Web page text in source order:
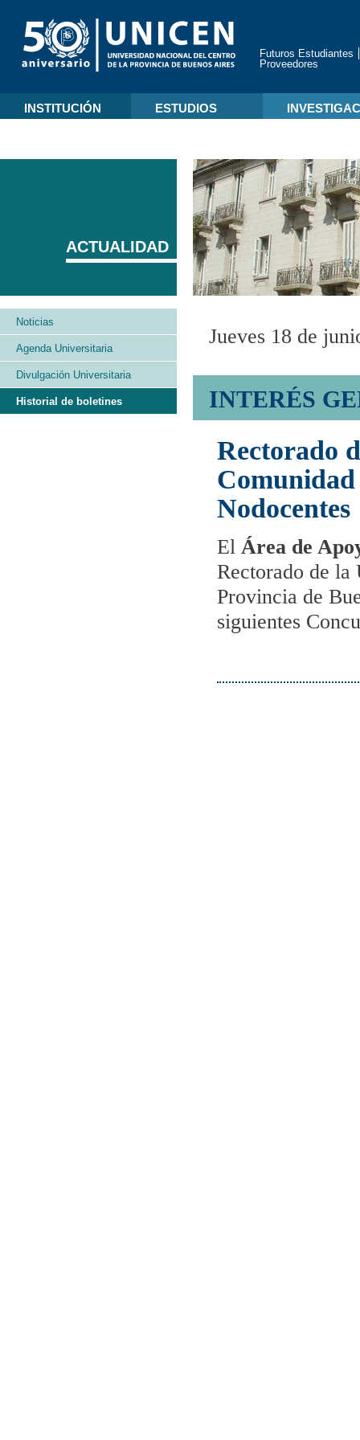
Futuros Estudiantes
Proveedores
INSTITUCIÓN ESTUDIOS
Jueves 18 de
INTERÉS
Rectorado
Nodocentes
El Área de
Rectorado de
Provincia de
siguientes
ACTUALIDAD
Noticias
Agenda Universitaria
Divulgación Universitaria
Historial de boletines